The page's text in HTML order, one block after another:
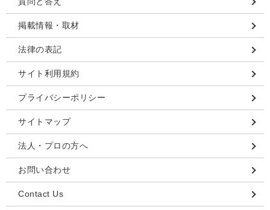
掲載情報・取材
法律の表記
サイト利用規約
プライバシーポリシー
サイトマップ
法人・プロの方へ
お問い合わせ
Contact Us